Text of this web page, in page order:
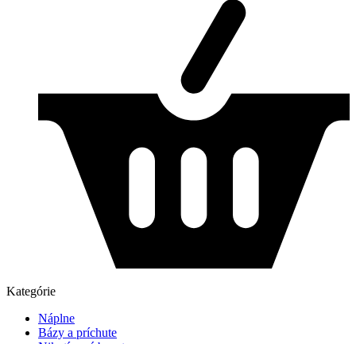
Kategórie
Náplne
Bázy a príchute